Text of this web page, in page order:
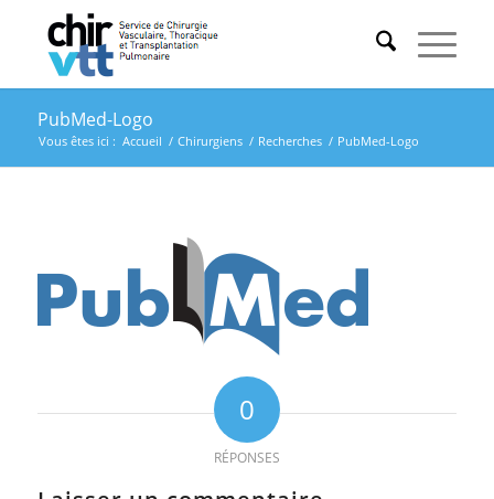
PubMed-Logo
Vous êtes ici : Accueil / Chirurgiens / Recherches / PubMed-Logo
0
RÉPONSES